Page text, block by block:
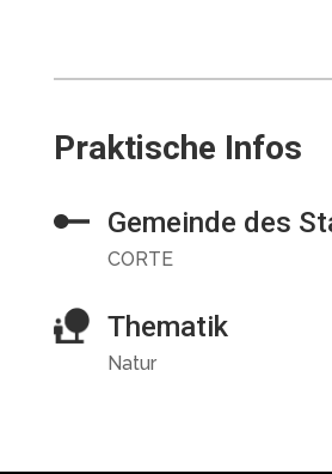
Praktische Infos
Gemeinde des
CORTE
Thematik
Natur